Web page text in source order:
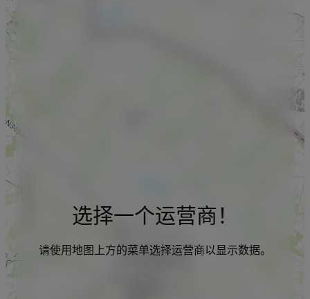
选择一个运营商！
请使用地图上方的菜单选择运营商以显示数据。